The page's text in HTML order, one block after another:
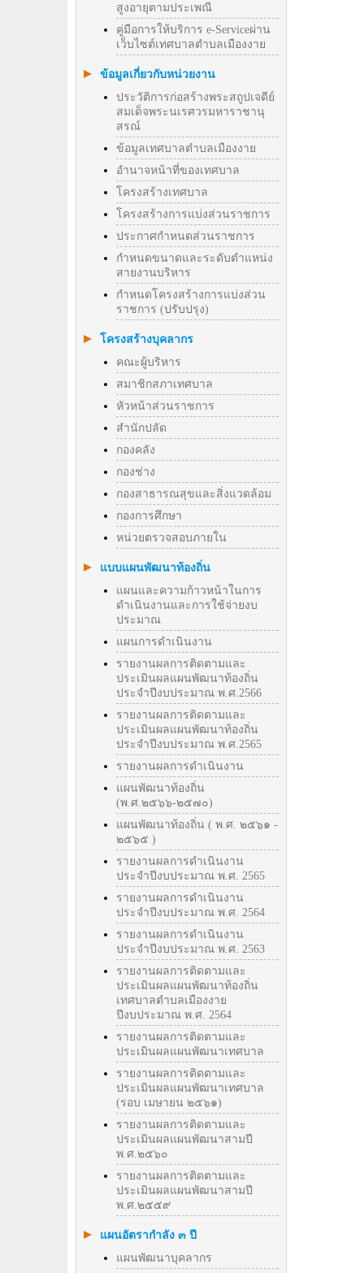
สูงอายุตามประเพณี
คู่มือการให้บริการ e-Serviceผ่าน
เว็บไซต์เทศบาลตำบลเมืองงาย
ข้อมูลเกี่ยวกับหน่วยงาน
ประวัติการก่อสร้างพระสถูปเจดีย์
สมเด็จพระนเรศวรมหาราชานุ
สรณ์
ข้อมูลเทศบาลตำบลเมืองงาย
อำนาจหน้าที่ของเทศบาล
โครงสร้างเทศบาล
โครงสร้างการแบ่งส่วนราชการ
ประกาศกำหนดส่วนราชการ
กำหนดขนาดและระดับตำแหน่ง
สายงานบริหาร
กำหนดโครงสร้างการแบ่งส่วน
ราชการ (ปรับปรุง)
โครงสร้างบุคลากร
คณะผู้บริหาร
สมาชิกสภาเทศบาล
หัวหน้าส่วนราชการ
สำนักปลัด
กองคลัง
กองช่าง
กองสาธารณสุขและสิ่งแวดล้อม
กองการศึกษา
หน่วยตรวจสอบภายใน
แบบแผนพัฒนาท้องถิ่น
แผนและความก้าวหน้าในการ
ดำเนินงานและการใช้จ่ายงบ
ประมาณ
แผนการดำเนินงาน
รายงานผลการติดตามและ
ประเมินผลแผนพัฒนาท้องถิ่น
ประจำปีงบประมาณ พ.ศ.2566
รายงานผลการติดตามและ
ประเมินผลแผนพัฒนาท้องถิ่น
ประจำปีงบประมาณ พ.ศ.2565
รายงานผลการดำเนินงาน
แผนพัฒนาท้องถิ่น
(พ.ศ.๒๕๖๖-๒๕๗๐)
แผนพัฒนาท้องถิ่น ( พ.ศ. ๒๕๖๑ -
๒๕๖๕ )
รายงานผลการดำเนินงาน
ประจำปีงบประมาณ พ.ศ. 2565
รายงานผลการดำเนินงาน
ประจำปีงบประมาณ พ.ศ. 2564
รายงานผลการดำเนินงาน
ประจำปีงบประมาณ พ.ศ. 2563
รายงานผลการติดตามและ
ประเมินผลแผนพัฒนาท้องถิ่น
เทศบาลตำบลเมืองงาย
ปีงบประมาณ พ.ศ. 2564
รายงานผลการติดตามและ
ประเมินผลแผนพัฒนาเทศบาล
รายงานผลการติดตามและ
ประเมินผลแผนพัฒนาเทศบาล
(รอบ เมษายน ๒๕๖๑)
รายงานผลการติดตามและ
ประเมินผลแผนพัฒนาสามปี
พ.ศ.๒๕๖๐
รายงานผลการติดตามและ
ประเมินผลแผนพัฒนาสามปี
พ.ศ.๒๕๕๙
แผนอัตรากำลัง ๓ ปี
แผนพัฒนาบุคลากร